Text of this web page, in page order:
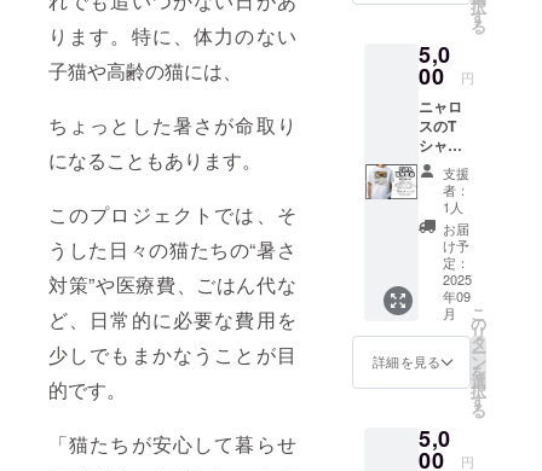
ります。特に、体力のない
子猫や高齢の猫には、
ちょっとした暑さが命取り
になることもあります。
このプロジェクトでは、そ
うした日々の猫たちの“暑さ
対策”や医療費、ごはん代な
ど、日常的に必要な費用を
少しでもまかなうことが目
的です。
「猫たちが安心して暮らせ
て暮らせる
誰かの心を
癒す一皿を
これからも
形にしてい
きます。
援者限
定の、
とって
おきの
猫たち
の日常
写真を
厳選！
「あり
がと
う」の
気持ち
を、猫
たちの
表情に
込め
て。
え、本
当にあ
たオリ
シャツ
です。
グッズ
として
楽しみ
なが
ら、売
上は猫
たちの
生活費
や保護
活動資
金に使
わせて
いただ
きま
す。 サ
イズ：S
ニセッ
クス）
択
す
る
5,0
00 円
ニャロ
スのT
シャツ
で、さ
りげな
く猫支
援。 愛
猫「3兄
弟（生
後2週間
頃）」
の写真
を使っ
たオリ
ジナルT
です。
グッズ
支援
者：
1人
お届
け予
定：
2025
年09
月
詳細を見る
こ
の
リ
タ
ー
ン
を
選
択
す
る
5,0
00 円